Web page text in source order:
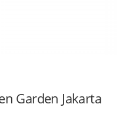
Garden Jakarta